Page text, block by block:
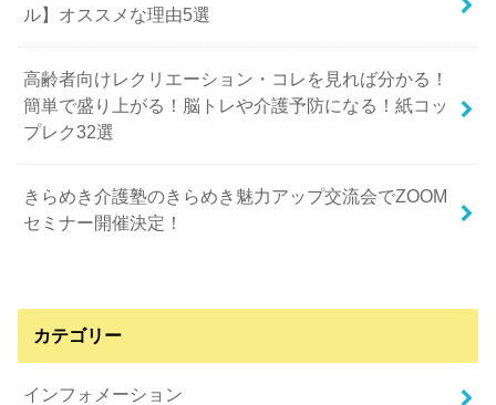
ル】オススメな理由5選
高齢者向けレクリエーション・コレを見れば分かる！
簡単で盛り上がる！脳トレや介護予防になる！紙コッ
プレク32選
きらめき介護塾のきらめき魅力アップ交流会でZOOM
セミナー開催決定！
カテゴリー
インフォメーション